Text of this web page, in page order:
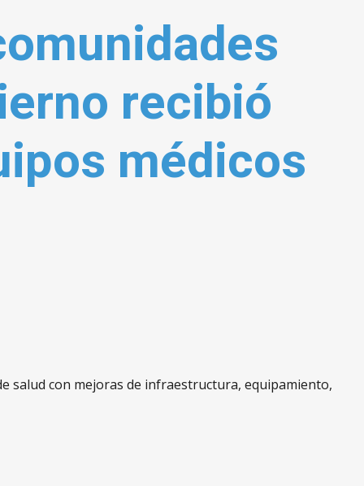
recibió
médicos
salud con mejoras de infraestructura, equipamiento,